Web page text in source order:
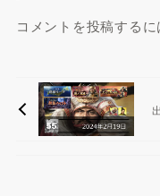
コメントを投稿するに